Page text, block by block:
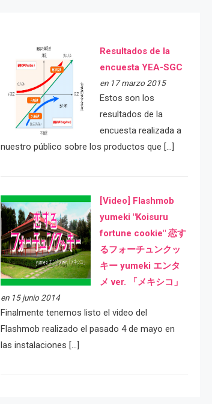
Resultados de la
encuesta YEA-SGC
en 17 marzo 2015
Estos son los
resultados de la
encuesta realizada a
nuestro público sobre los productos que […]
[Video] Flashmob
yumeki "Koisuru
fortune cookie" 恋す
るフォーチュンクッ
キー yumeki エンタ
メ ver. 「メキシコ」
en 15 junio 2014
Finalmente tenemos listo el video del
Flashmob realizado el pasado 4 de mayo en
las instalaciones […]